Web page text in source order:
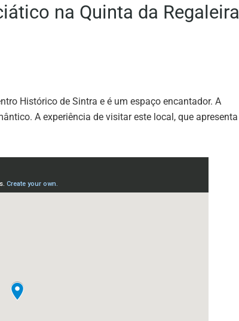
na Quinta da Regaleira
Histórico de Sintra e é um espaço encantador. A
A experiência de visitar este local, que apresenta